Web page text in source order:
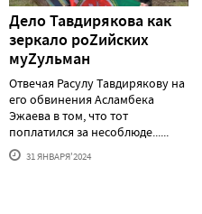
Дело Тавдирякова как
зеркало роZийских
муZульман
Отвечая Расулу Тавдирякову на
его обвинения Асламбека
Эжаева в том, что тот
поплатился за несоблюде......
31 ЯНВАРЯ'2024